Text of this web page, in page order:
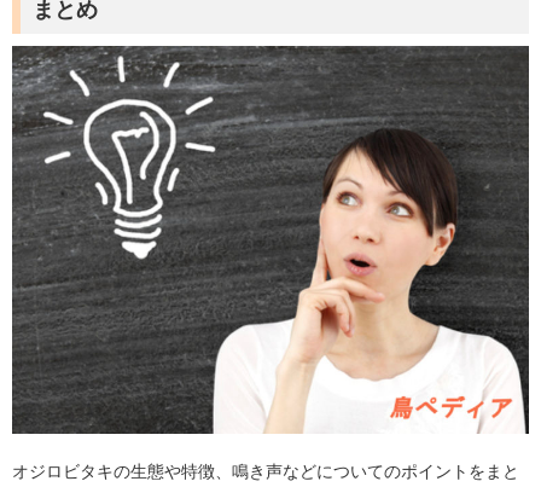
まとめ
オジロビタキの生態や特徴、鳴き声などについてのポイントをまと